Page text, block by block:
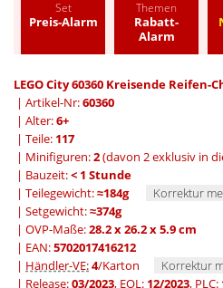
Set
Preis-Alarm
Themen
Rabatt-
Alarm
LEGO City 60360 Kreisende Reifen-
| Artikel-Nr:60360
| Alter:6+
| Teile: 117
| Minifiguren:2(davon 2 exklusiv in
| Bauzeit:< 1 Stunde
| Teilegewicht:≈184g
Korrektur
| Setgewicht:≈374g
| OVP-Maße:28.2 x 26.2 x 5.9 cm
| EAN:5702017416212
| Händler-VE:4/Karton
Korrektur
| Release:03/2023, EOL: 12/2023, PLC: